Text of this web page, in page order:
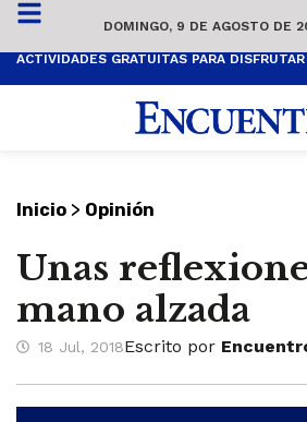
DOMINGO, 9 DE AGOSTO DE
Inicio > Opinión
Unas
mano alzada
18 Jul, 2018Escrito por